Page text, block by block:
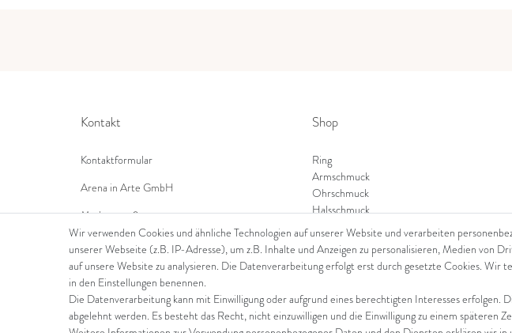
Kontakt
Kontaktformular
Arena in Arte GmbH
Marktgasse 2,
8600 Dübendorf
Tel: +41 44 821 60 40
E-Mail:info@goldschmiede-arena.com
Shop
Ring
Armschmuck
Ohrschmuck
Halsschmuck
Wir verwenden Cookies und ähnliche Technologien auf unserer Website und verarbeiten
unserer Webseite (z.B. IP-Adresse), um z.B. Inhalte und Anzeigen zu personalisieren, Medien von
auf unsere Website zu analysieren. Die Datenverarbeitung erfolgt erst durch gesetzte Cookies. Wir
in den Einstellungen benennen.
Die Datenverarbeitung kann mit Einwilligung oder aufgrund eines berechtigten Interesses erfolgen.
abgelehnt werden. Es besteht das Recht, nicht einzuwilligen und die Einwilligung zu einem späteren